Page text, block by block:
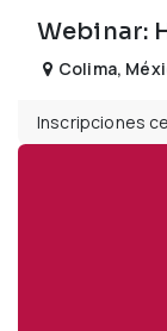
Webinar:
Colima,
Inscripciones